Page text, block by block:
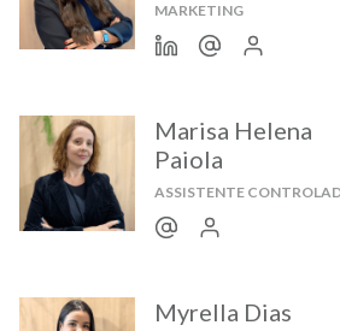
MARKETING
Marisa Helena
Paiola
ASSISTENTE
Myrella Dias